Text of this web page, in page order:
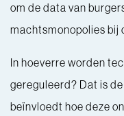
om de data van
machtsmonopolies bij
In hoeverre worden
gereguleerd? Dat is
beïnvloedt hoe deze